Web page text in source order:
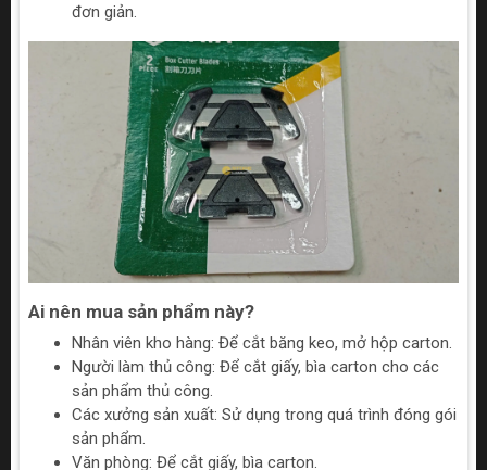
đơn giản.
Ai nên mua sản phẩm này?
Nhân viên kho hàng: Để cắt băng keo, mở hộp carton.
Người làm thủ công: Để cắt giấy, bìa carton cho các
sản phẩm thủ công.
Các xưởng sản xuất: Sử dụng trong quá trình đóng gói
sản phẩm.
Văn phòng: Để cắt giấy, bìa carton.